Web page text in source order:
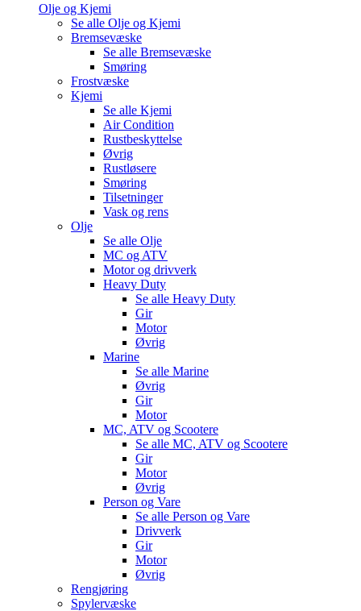
Olje og Kjemi
Se alle Olje og Kjemi
Bremsevæske
Se alle Bremsevæske
Smøring
Frostvæske
Kjemi
Se alle Kjemi
Air Condition
Rustbeskyttelse
Øvrig
Rustløsere
Smøring
Tilsetninger
Vask og rens
Olje
Se alle Olje
MC og ATV
Motor og drivverk
Heavy Duty
Se alle Heavy Duty
Gir
Motor
Øvrig
Marine
Se alle Marine
Øvrig
Gir
Motor
MC, ATV og Scootere
Se alle MC, ATV og Scootere
Gir
Motor
Øvrig
Person og Vare
Se alle Person og Vare
Drivverk
Gir
Motor
Øvrig
Rengjøring
Spylervæske